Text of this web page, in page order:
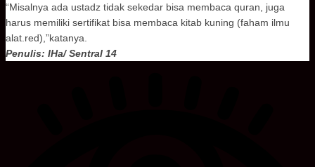
“Misalnya ada ustadz tidak sekedar bisa membaca quran, juga
harus memiliki sertifikat bisa membaca kitab kuning (faham ilmu
alat.red),”katanya.
Penulis: IHa/ Sentral 14